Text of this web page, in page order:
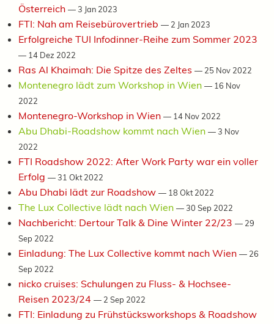
Österreich —3 Jan 2023
FTI: Nah am Reisebürovertrieb — 2 Jan 2023
Erfolgreiche TUI Infodinner-Reihe zum Sommer 2023
— 14 Dez 2022
Ras Al Khaimah: Die Spitze des Zeltes — 25 Nov 2022
Montenegro lädt zum Workshop in Wien — 16 Nov
2022
Montenegro-Workshop in Wien — 14 Nov 2022
Abu Dhabi-Roadshow kommt nach Wien —3 Nov
2022
FTI Roadshow 2022: After Work Party war ein voller
Erfolg —31 Okt 2022
Abu Dhabi lädt zur Roadshow — 18 Okt 2022
The Lux Collective lädt nach Wien —30 Sep 2022
Nachbericht: Dertour Talk & Dine Winter 22/23 — 29
Sep 2022
Einladung: The Lux Collective kommt nach Wien — 26
Sep 2022
nicko cruises: Schulungen zu Fluss- & Hochsee-
Reisen 2023/24 — 2 Sep 2022
FTI: Einladung zu Frühstücksworkshops & Roadshow